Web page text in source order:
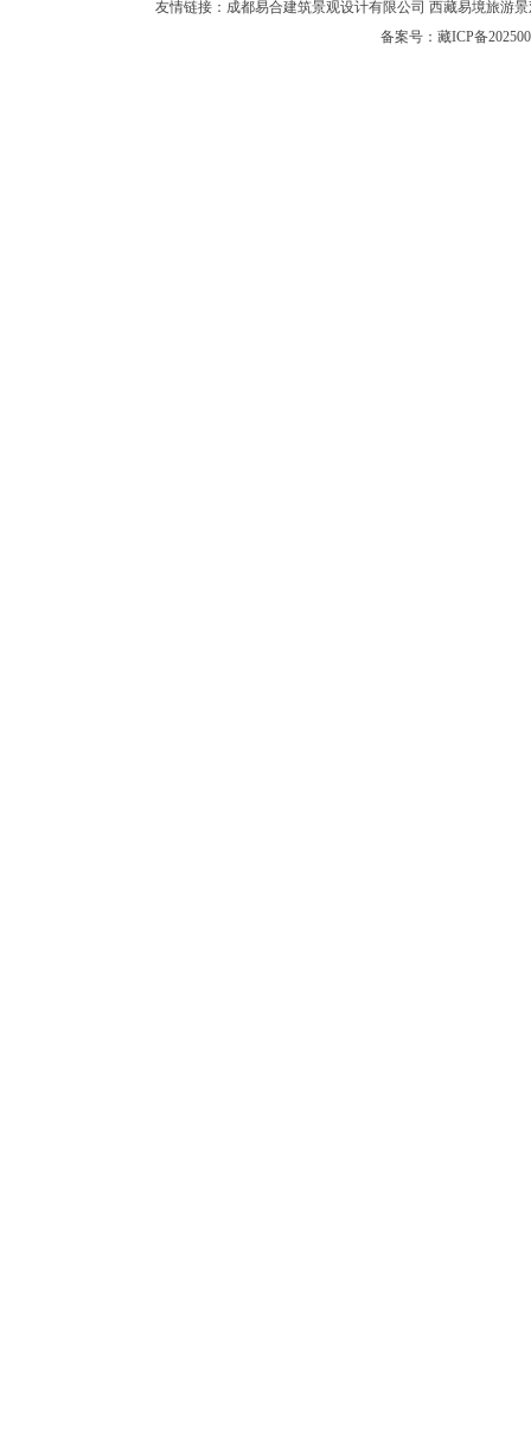
友情链接： 成都易合建筑景观设计有限公司 西藏易境旅游
备案号： 藏ICP备